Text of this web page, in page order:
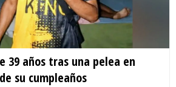
39 años tras una pelea en
su cumpleaños